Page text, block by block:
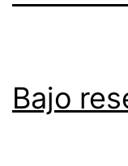
Bajo